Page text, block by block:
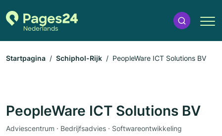
Startpagina Schiphol-Rijk PeopleWare ICT Solutions BV
PeopleWare ICT Solutions BV
Adviescentrum · Bedrijfsadvies · Softwareontwikkeling